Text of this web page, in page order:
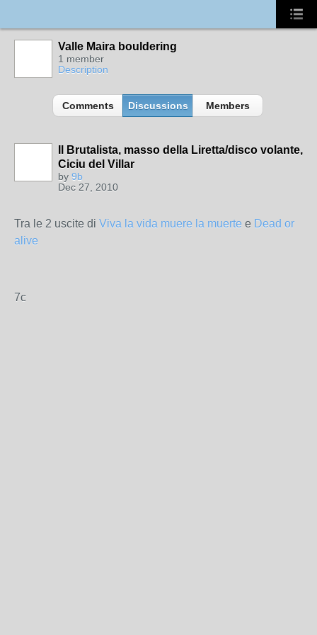
Valle Maira bouldering
1 member
Description
Comments Discussions Members
Il Brutalista, masso della Liretta/disco volante,
Ciciu del Villar
by 9b
Dec 27, 2010
Tra le 2 uscite di Viva la vida muere la muerte e Dead or
alive
7c